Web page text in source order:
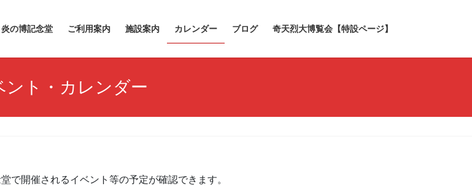
炎の博記念堂 ご利用案内 施設案内 カレンダー ブログ 奇天烈大博覧会【特設ページ】
ント・カレンダー
で開催されるイベント等の予定が確認できます。